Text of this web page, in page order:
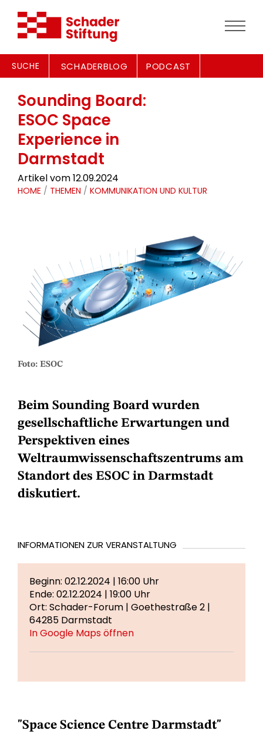
SUCHE SCHADERBLOG PODCAST
Sounding Board:
ESOC Space
Experience in
Darmstadt
Artikel vom 12.09.2024
HOME / THEMEN / KOMMUNIKATION UND KULTUR
Foto: ESOC
Beim Sounding Board wurden
gesellschaftliche Erwartungen und
Perspektiven eines
Weltraumwissenschaftszentrums am
Standort des ESOC in Darmstadt
diskutiert.
INFORMATIONEN ZUR VERANSTALTUNG
Beginn: 02.12.2024 | 16:00 Uhr
Ende: 02.12.2024 | 19:00 Uhr
Ort: Schader-Forum | Goethestraße 2 |
64285 Darmstadt
In Google Maps öffnen
"Space Science Centre Darmstadt"